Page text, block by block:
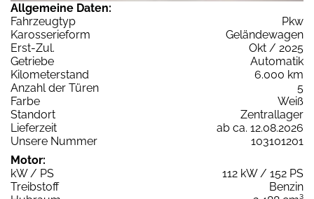
Allgemeine Daten:
Fahrzeugtyp
Pkw
Karosserieform
Geländewagen
Erst-Zul.
Okt / 2025
Getriebe
Automatik
Kilometerstand
6.000 km
Anzahl der Türen
5
Farbe
Weiß
Standort
Zentrallager
Lieferzeit
ab ca. 12.08.2026
Unsere Nummer
103101201
Motor:
kW / PS
112 kW / 152 PS
Treibstoff
Benzin